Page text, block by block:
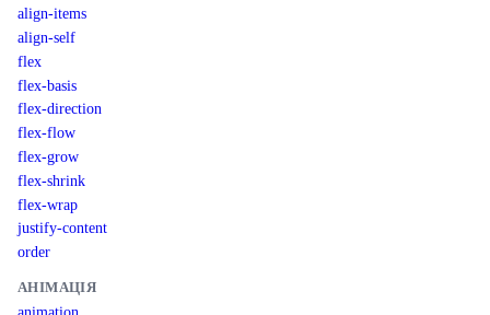
align-items
align-self
flex
flex-basis
flex-direction
flex-flow
flex-grow
flex-shrink
flex-wrap
justify-content
order
АНІМАЦІЯ
animation